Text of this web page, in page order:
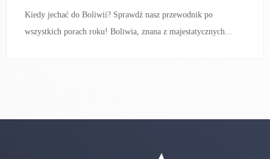
Kiedy jechać do Boliwii? Sprawdź nasz przewodnik po
wszystkich porach roku! Boliwia, znana z majestatycznych...